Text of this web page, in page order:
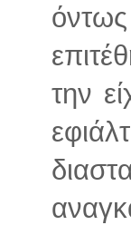
την